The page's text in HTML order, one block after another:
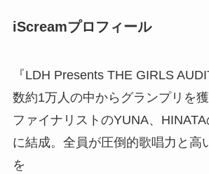
iScreamプロフィール
『LDH Presents THE GIRLS
数約1万人の中からグランプリを獲
ファイナリストのYUNA、
に結成。全員が圧倒的歌唱力と高
を